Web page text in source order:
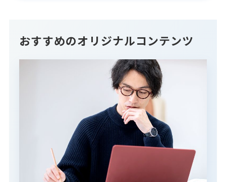
おすすめのオリジナルコンテンツ